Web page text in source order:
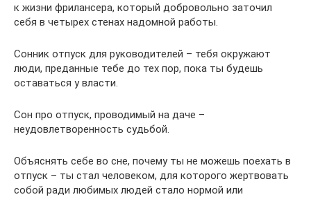
к жизни фрилансера, который добровольно заточил
себя в четырех стенах надомной работы.
Сонник отпуск для руководителей – тебя окружают
люди, преданные тебе до тех пор, пока ты будешь
оставаться у власти.
Сон про отпуск, проводимый на даче –
неудовлетворенность судьбой.
Объяснять себе во сне, почему ты не можешь поехать в
отпуск – ты стал человеком, для которого жертвовать
собой ради любимых людей стало нормой или